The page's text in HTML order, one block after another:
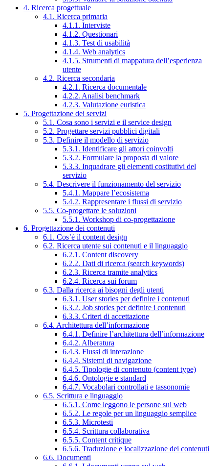
4. Ricerca progettuale
4.1. Ricerca primaria
4.1.1. Interviste
4.1.2. Questionari
4.1.3. Test di usabilità
4.1.4. Web analytics
4.1.5. Strumenti di mappatura dell’esperienza
utente
4.2. Ricerca secondaria
4.2.1. Ricerca documentale
4.2.2. Analisi benchmark
4.2.3. Valutazione euristica
5. Progettazione dei servizi
5.1. Cosa sono i servizi e il service design
5.2. Progettare servizi pubblici digitali
5.3. Definire il modello di servizio
5.3.1. Identificare gli attori coinvolti
5.3.2. Formulare la proposta di valore
5.3.3. Inquadrare gli elementi costitutivi del
servizio
5.4. Descrivere il funzionamento del servizio
5.4.1. Mappare l’ecosistema
5.4.2. Rappresentare i flussi di servizio
5.5. Co-progettare le soluzioni
5.5.1. Workshop di co-progettazione
6. Progettazione dei contenuti
6.1. Cos’è il content design
6.2. Ricerca utente sui contenuti e il linguaggio
6.2.1. Content discovery
6.2.2. Dati di ricerca (search keywords)
6.2.3. Ricerca tramite analytics
6.2.4. Ricerca sui forum
6.3. Dalla ricerca ai bisogni degli utenti
6.3.1. User stories per definire i contenuti
6.3.2. Job stories per definire i contenuti
6.3.3. Criteri di accettazione
6.4. Architettura dell’informazione
6.4.1. Definire l’architettura dell’informazione
6.4.2. Alberatura
6.4.3. Flussi di interazione
6.4.4. Sistemi di navigazione
6.4.5. Tipologie di contenuto (content type)
6.4.6. Ontologie e standard
6.4.7. Vocabolari controllati e tassonomie
6.5. Scrittura e linguaggio
6.5.1. Come leggono le persone sul web
6.5.2. Le regole per un linguaggio semplice
6.5.3. Microtesti
6.5.4. Scrittura collaborativa
6.5.5. Content critique
6.5.6. Traduzione e localizzazione dei contenuti
6.6. Documenti